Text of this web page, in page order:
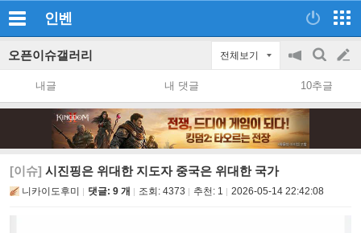
인벤
오픈이슈갤러리 전체보기
공
지
on/off
검
색
글
쓰
내글 내 댓글 10추글
[이슈] 시진핑은 위대한 지도자 중국은 위대한 국가
니카이도후미 댓글: 9 개 조회: 4373 추천: 1 2026-05-14 22:42:08